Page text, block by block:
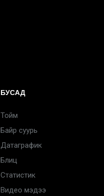
БУСАД
Тойм
Байр суурь
Датаграфик
Блиц
Статистик
Видео мэдээ